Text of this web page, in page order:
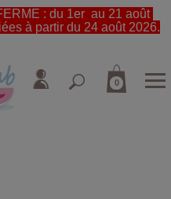
: du 1er au 21 août
à partir du 24 août 2026.
0